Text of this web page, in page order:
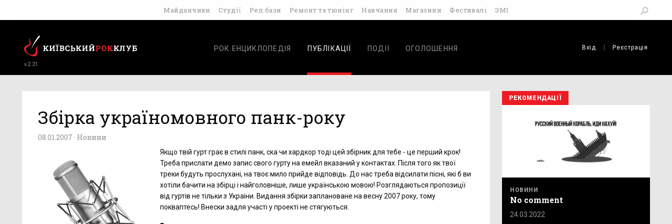
Майданчики Студії Реп.бази Ремонт та тюнінг Навчання Магазини Фестивалі ЗМІ
v.2.21
РОК.ЕНЦИКЛОПЕДІЯ ПУБЛІКАЦІЇ ПОДІЇ ОГОЛОШЕННЯ Вхід Реєстрація
Збірка україномовного панк-року
08.01.2007 · Новини
Якщо твій гурт грає в стилі панк, ска чи хардкор тоді цей збірник для тебе - це перший крок!
Треба прислати демо запис свого гурту на емейл вказаний у контактах. Після того як твої
треки будуть прослухані, на твоє мило прийде відповідь. До нас треба відсилати пісні, які б ви
хотіли бачити на збірці і найголовніше, лише українською мовою! Розглядаються пропозиції
від гуртів не тільки з Украіни. Видання збірки заплановане на весну 2007 року, тому
покваптесь! Внески задля участі у проекті не стягуються.
РЕКОМЕНДАЦІЇ
НОВИНИ
No comment
24.03.2022